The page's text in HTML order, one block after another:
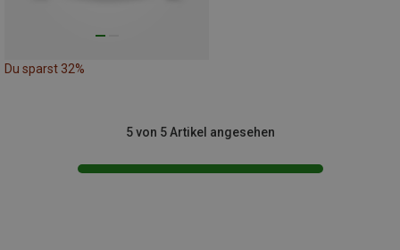
Du sparst 32%
5 von 5 Artikel angesehen